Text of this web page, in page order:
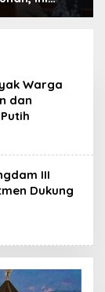
Cimahi
Warga
dan
III
Dukung